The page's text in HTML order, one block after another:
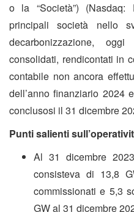
o la “Società”)
principali società nello
decarbonizzazione,
consolidati, rendicontati in
contabile non ancora
dell’anno finanziario 2024
conclusosi il 31 dicembre
Punti salienti
Al 31 dicembre
consisteva di 13,8
commissionati e 5,3
GW al 31 dicembre